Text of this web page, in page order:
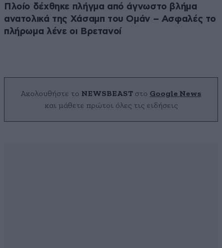
Πλοίο δέχθηκε πλήγμα από άγνωστο βλήμα
ανατολικά της Χάσαμπ του Ομάν – Ασφαλές το
πλήρωμα λένε οι Βρετανοί
Ακολουθήστε το NEWSBEAST στο Google News
και μάθετε πρώτοι όλες τις ειδήσεις